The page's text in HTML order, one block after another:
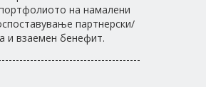
на намалени
партнерски/
и взаемен бенефит.